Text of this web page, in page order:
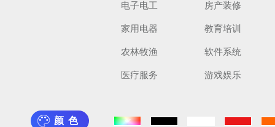
电子电工
房产装修
家用电器
教育培训
农林牧渔
软件系统
医疗服务
游戏娱乐
颜色